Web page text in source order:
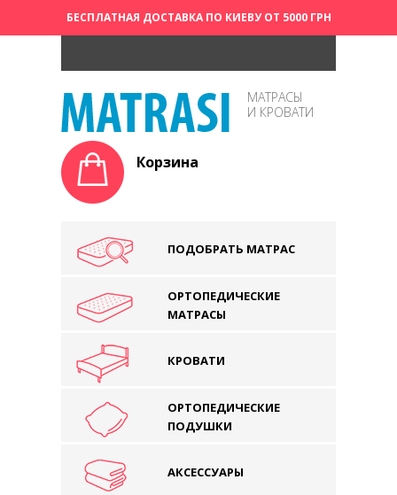
БЕСПЛАТНАЯ ДОСТАВКА ПО КИЕВУ ОТ 5000 ГРН
МАТРАСЫ
И КРОВАТИ
Корзина
ПОДОБРАТЬ МАТРАС
ОРТОПЕДИЧЕСКИЕ
МАТРАСЫ
КРОВАТИ
ОРТОПЕДИЧЕСКИЕ
ПОДУШКИ
АКСЕССУАРЫ